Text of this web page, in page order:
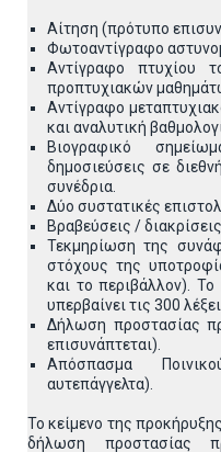
Αίτηση (πρότυπο
Φωτοαντίγραφο
Αντίγραφο πτυχίου
προπτυχιακών
Αντίγραφο
και αναλυτική
Βιογραφικό
δημοσιεύσεις σε
συνέδρια.
Δύο συστατικές
Βραβεύσεις /
Τεκμηρίωση της
στόχους της
και το περιβάλλον).
υπερβαίνει τις 300
Δήλωση προστασίας
επισυνάπτεται).
Απόσπασμα
αυτεπάγγελτα).
Το κείμενο της
δήλωση προστασίας